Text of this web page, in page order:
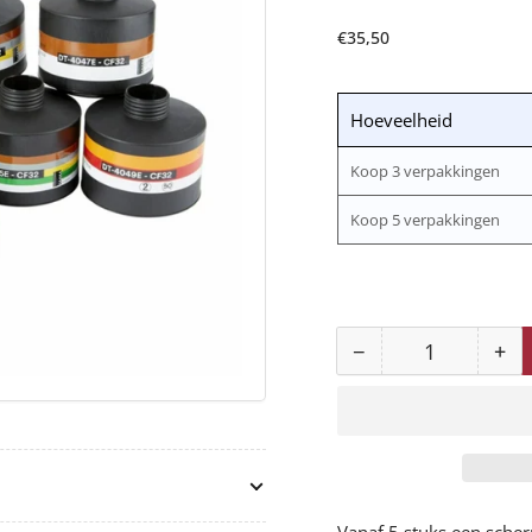
Normale
€35,50
Hoeveelheid
Koop 3 verpakkingen
Koop 5 verpakkingen
−Aantal
Aantal +